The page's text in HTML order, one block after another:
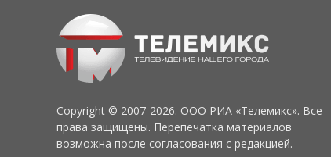
Copyright © 2007-2026. ООО РИА «Телемикс». Все
права защищены. Перепечатка материалов
возможна после согласования с редакцией.